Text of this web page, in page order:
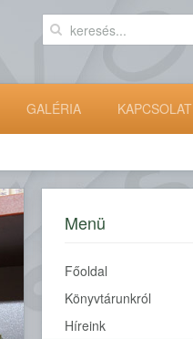
GALÉRIA KAPCSOLAT
Menü
Főoldal
Könyvtárunkról
Története
Híreink